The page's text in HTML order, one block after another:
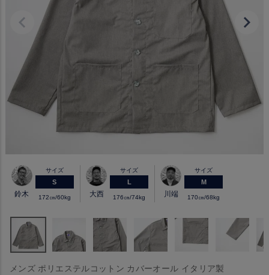
鈴木
サイズ
S
172㎝/60kg 大西
サイズ
L
176㎝/74kg 川端
サイズ
M
170㎝/68kg
メンズ ポリエステルコットン カバーオール イタリア製